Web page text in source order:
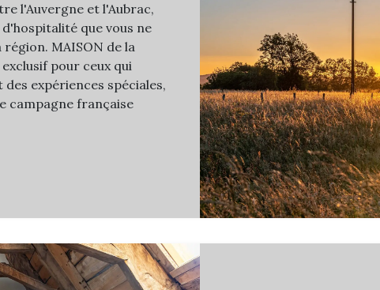
l'Auvergne et l'Aubrac,
que vous ne
MAISON de la
pour ceux qui
expériences spéciales,
campagne française